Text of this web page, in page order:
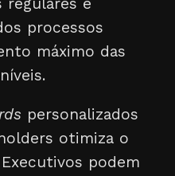
processos
máximo das
personalizados
otimiza o
podem